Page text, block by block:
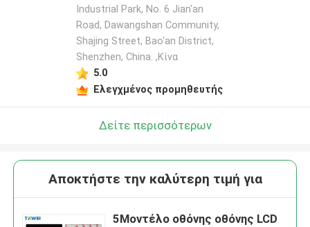
Industrial Park, No. 6 Jian'an
Road, Dawangshan Community,
Shajing Street, Bao'an District,
Shenzhen, China. ,Κίνα
5.0
Ελεγχμένος προμηθευτής
Δείτε περισσότερων
Αποκτήστε την καλύτερη τιμή για
5Μοντέλο οθόνης οθόνης LCD